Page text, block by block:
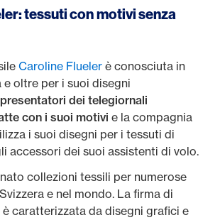
tessuti con motivi senza
Caroline Flueler è conosciuta in
oltre per i suoi disegni
presentatori dei telegiornali
con i suoi motivi e la compagnia
i suoi disegni per i tessuti di
accessori dei suoi assistenti di volo.
collezioni tessili per numerose
e nel mondo. La firma di
caratterizzata da disegni grafici e